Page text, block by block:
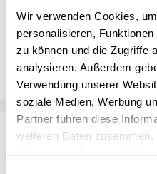
Wir verwenden Cookies,
personalisieren,
zu können und die Zugriffe
analysieren. Außerdem
Verwendung unserer
soziale Medien, Werbung
Partner führen diese
weiteren Daten
Öffentlichkeitsarbeit
Schriesheim erleben
Passend zum Thema